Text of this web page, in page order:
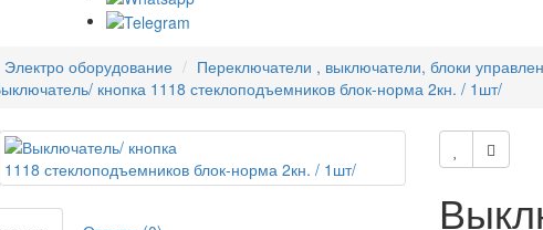
Электро оборудование
Переключатели , выключатели, блоки
кнопка 1118 стеклоподъемников блок-норма 2кн. / 1шт/